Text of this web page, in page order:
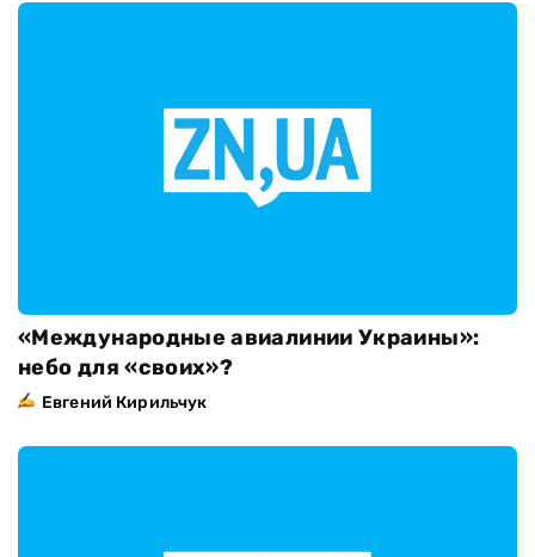
«Международные авиалинии Украины»:
небо для «своих»?
Евгений Кирильчук